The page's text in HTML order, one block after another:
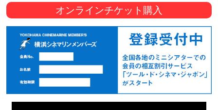
オンラインチケット購入